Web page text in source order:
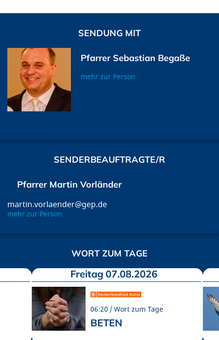
SENDUNG MIT
Pfarrer Sebastian Begaße
mehr zur Person
SENDERBEAUFTRAGTE/R
Pfarrer Martin Vorländer
martin.vorlaender@gep.de
mehr zur Person
WORT ZUM TAGE
Freitag 07.08.2026
06:20 Wort zum Tage
BETEN